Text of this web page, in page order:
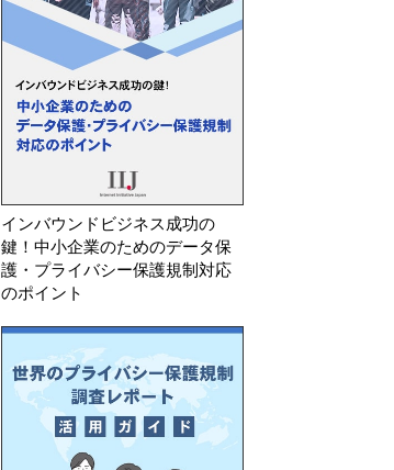
インバウンドビジネス成功の
鍵！中小企業のためのデータ保
護・プライバシー保護規制対応
のポイント